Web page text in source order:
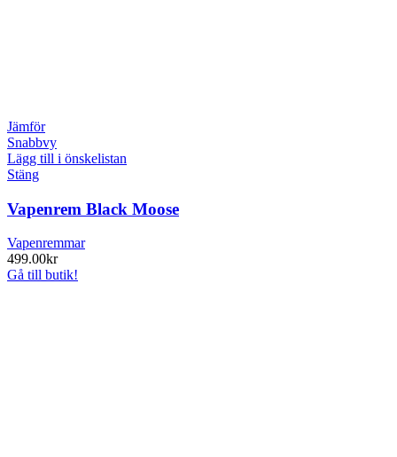
Jämför
Snabbvy
Lägg till i önskelistan
Stäng
Vapenrem Black Moose
Vapenremmar
499.00kr
Gå till butik!